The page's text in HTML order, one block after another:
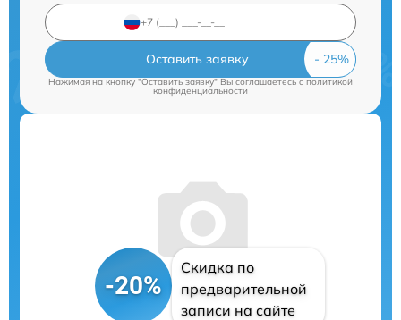
Оставить заявку
Нажимая на кнопку "Оставить заявку" Вы соглашаетесь cполитикой
конфиденциальности
-20%
Скидка по
предварительной
записи на сайте